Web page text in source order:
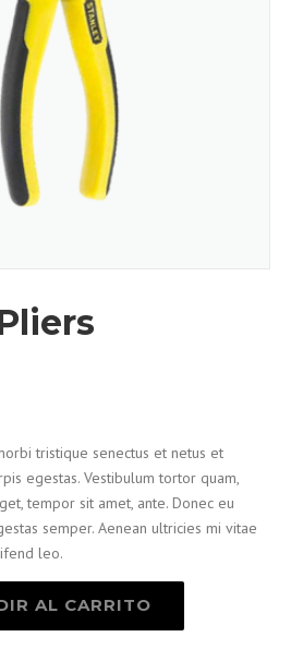
tristique senectus et netus et
egestas. Vestibulum tortor quam,
tempor sit amet, ante. Donec eu
semper. Aenean ultricies mi vitae
leo.
AL CARRITO